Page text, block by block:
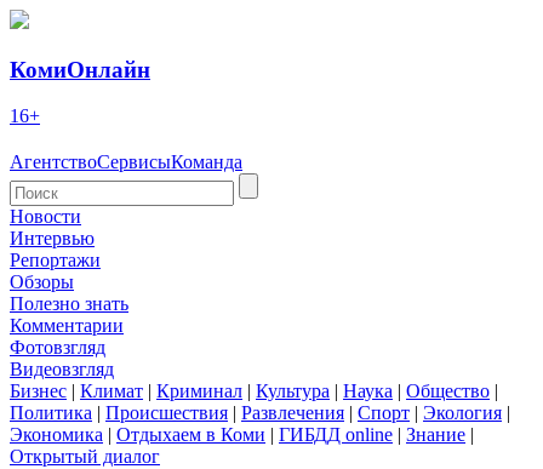
КомиОнлайн
16+
АгентствоСервисыКоманда
Новости
Интервью
Репортажи
Обзоры
Полезно знать
Комментарии
Фотовзгляд
Видеовзгляд
Бизнес | Климат | Криминал | Культура | Наука | Общество |
Политика | Происшествия | Развлечения | Спорт | Экология |
Экономика | Отдыхаем в Коми | ГИБДД online | Знание |
Открытый диалог